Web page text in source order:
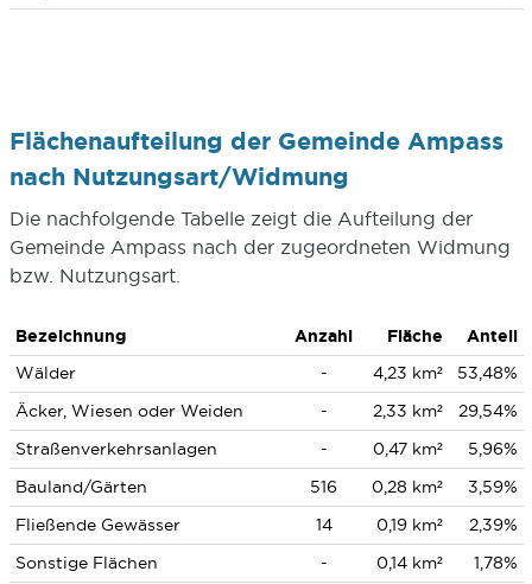
Flächenaufteilung der Gemeinde Ampass
nach Nutzungsart/Widmung
Die nachfolgende Tabelle zeigt die Aufteilung der
Gemeinde Ampass nach der zugeordneten Widmung
bzw. Nutzungsart.
Bezeichnung Anzahl Fläche
Anteil
Wälder
- 4,23 km²
53,48%
Äcker, Wiesen oder Weiden
- 2,33 km²
29,54%
Straßenverkehrsanlagen
- 0,47 km²
5,96%
Bauland/Gärten
516 0,28 km²
3,59%
Fließende Gewässer
14 0,19 km²
2,39%
Sonstige Flächen
- 0,14 km² 1,78%